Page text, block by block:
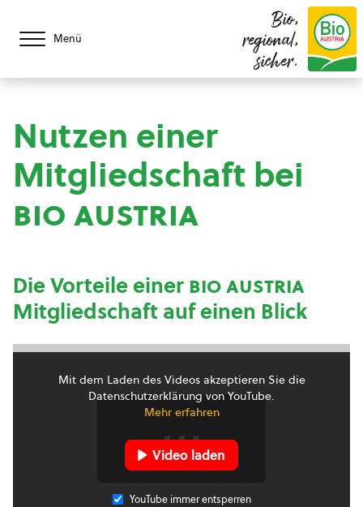
Menü
Bio,
regional,
sicher.
Nutzen einer
Mitgliedschaft bei
bio austria
Die Vorteile einerbio austria
Mitgliedschaft auf einen Blick
Mit dem Laden des Videos akzeptieren Sie die
Datenschutzerklärung von YouTube.
Mehr erfahren
Video laden
YouTube immer entsperren